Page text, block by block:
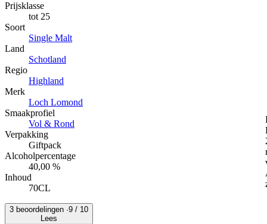
Prijsklasse
tot 25
Soort
Single Malt
Land
Schotland
Regio
Highland
Merk
Loch Lomond
Smaakprofiel
Vol & Rond
Verpakking
Giftpack
Alcoholpercentage
40,00 %
Inhoud
70CL
3 beoordelingen ·9 / 10
Lees